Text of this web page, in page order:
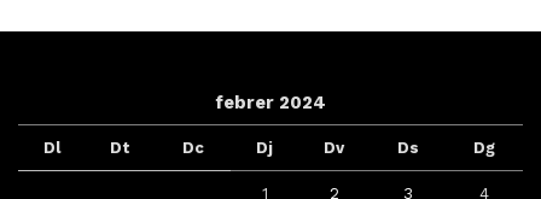
febrer 2024
Dl Dt Dc Dj Dv Ds Dg
1 2 3 4